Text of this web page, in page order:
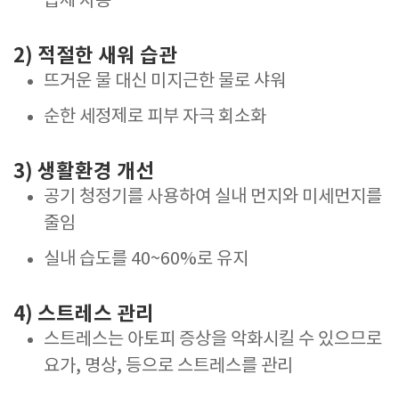
2) 적절한 새워 습관
뜨거운 물 대신 미지근한 물로 샤워
순한 세정제로 피부 자극 회소화
3) 생활환경 개선
공기 청정기를 사용하여 실내 먼지와 미세먼지를
줄임
실내 습도를 40~60%로 유지
4) 스트레스 관리
스트레스는 아토피 증상을 악화시킬 수 있으므로
요가, 명상, 등으로 스트레스를 관리